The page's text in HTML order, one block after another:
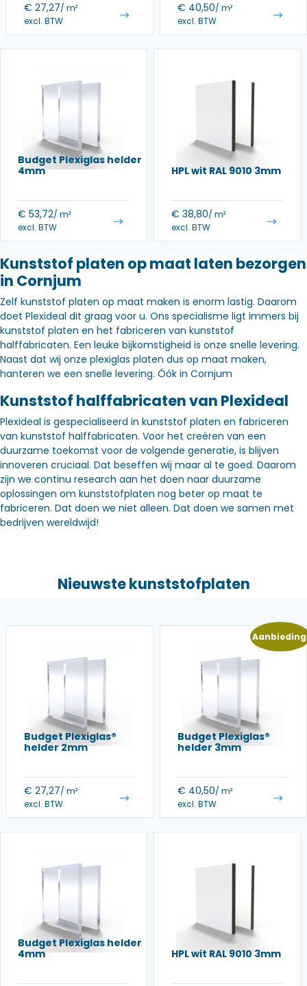
€ 27,27/ m²
excl. BTW
€ 40,50/ m²
excl. BTW
Budget Plexiglas helder
4mm
€ 53,72/ m²
excl. BTW
HPL wit RAL 9010 3mm
€ 38,80/ m²
excl. BTW
Kunststof platen op maat laten bezorgen
in Cornjum
Zelf kunststof platen op maat maken is enorm lastig. Daarom
doet Plexideal dit graag voor u. Ons specialisme ligt immers bij
kunststof platen en het fabriceren van kunststof
halffabricaten. Een leuke bijkomstigheid is onze snelle levering.
Naast dat wij onze plexiglas platen dus op maat maken,
hanteren we een snelle levering. Óók in Cornjum
Kunststof halffabricaten van Plexideal
Plexideal is gespecialiseerd in kunststof platen en fabriceren
van kunststof halffabricaten. Voor het creëren van een
duurzame toekomst voor de volgende generatie, is blijven
innoveren cruciaal. Dat beseffen wij maar al te goed. Daarom
zijn we continu research aan het doen naar duurzame
oplossingen om kunststofplaten nog beter op maat te
fabriceren. Dat doen we niet alleen. Dat doen we samen met
bedrijven wereldwijd!
Nieuwste kunststofplaten
Budget Plexiglas®
helder 2mm
€ 27,27/ m²
excl. BTW
Budget Plexiglas®
helder 3mm
€ 40,50/ m²
excl. BTW
Budget Plexiglas helder
4mm
HPL wit RAL 9010 3mm